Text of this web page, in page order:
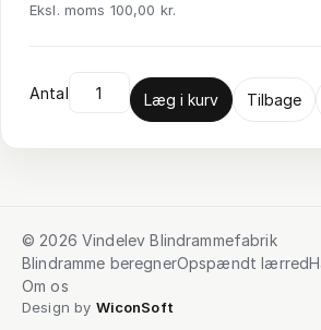
Eksl. moms 100,00 kr.
Antal Læg i kurv Tilbage
© 2026 Vindelev Blindrammefabrik
Blindramme beregnerOpspændt lærred
Om os
Design by WiconSoft